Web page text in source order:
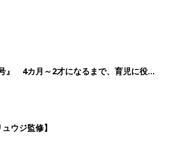
』 4カ月～2才になるまで、育児に役立
ウジ監修】